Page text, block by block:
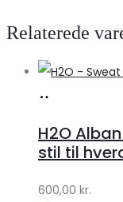
Relaterede
Lykke
Lykke
H2O
stil til
600,00 kr.